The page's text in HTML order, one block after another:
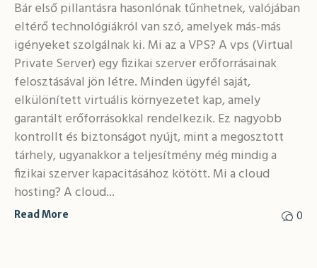
Bár első pillantásra hasonlónak tűnhetnek, valójában
eltérő technológiákról van szó, amelyek más-más
igényeket szolgálnak ki. Mi az a VPS? A vps (Virtual
Private Server) egy fizikai szerver erőforrásainak
felosztásával jön létre. Minden ügyfél saját,
elkülönített virtuális környezetet kap, amely
garantált erőforrásokkal rendelkezik. Ez nagyobb
kontrollt és biztonságot nyújt, mint a megosztott
tárhely, ugyanakkor a teljesítmény még mindig a
fizikai szerver kapacitásához kötött. Mi a cloud
hosting? A cloud...
0
Read More